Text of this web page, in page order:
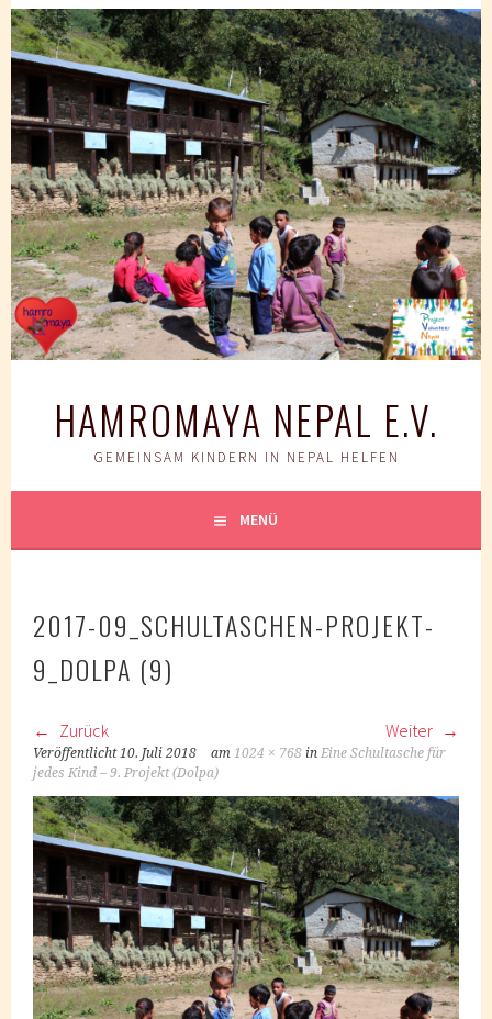
Springe
zum
Inhalt
HAMROMAYA NEPAL E.V.
GEMEINSAM KINDERN IN NEPAL HELFEN
MENÜ
2017-09_SCHULTASCHEN-PROJEKT-
9_DOLPA (9)
Zurück Weiter
Veröffentlicht10. Juli 2018 am1024 × 768 inEine Schultasche für
jedes Kind – 9. Projekt (Dolpa)